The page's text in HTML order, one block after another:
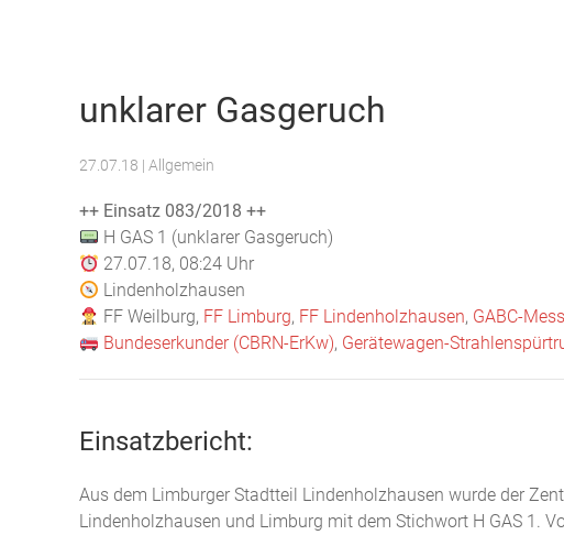
unklarer Gasgeruch
27.07.18 | Allgemein
++ Einsatz 083/2018 ++
H GAS 1 (unklarer Gasgeruch)
27.07.18, 08:24 Uhr
Lindenholzhausen
FF Weilburg, FF Limburg, FF Lindenholzhausen, GABC-
Bundeserkunder (CBRN-ErKw), Gerätewagen-
Einsatzbericht:
Aus dem Limburger Stadtteil Lindenholzhausen wurde der
Lindenholzhausen und Limburg mit dem Stichwort H GAS 1.